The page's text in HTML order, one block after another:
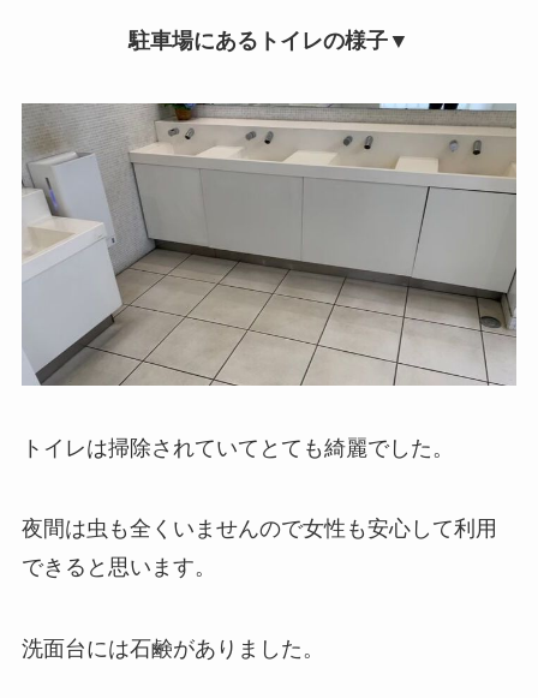
駐車場にあるトイレの様子▼
トイレは掃除されていてとても綺麗でした。
夜間は虫も全くいませんので女性も安心して利用
できると思います。
洗面台には石鹸がありました。